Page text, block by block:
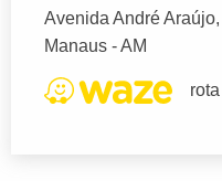
Avenida André
Manaus - AM